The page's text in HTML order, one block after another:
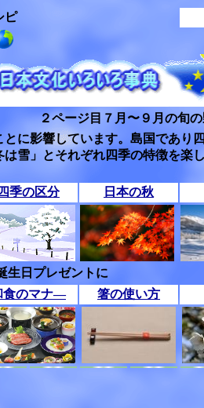
ピ
２ページ目７月〜９月の旬
に影響しています。島国であり
雪」とそれぞれ四季の特徴を楽
四季の区分 日本の秋
生日プレゼントに
食のマナ― 箸の使い方